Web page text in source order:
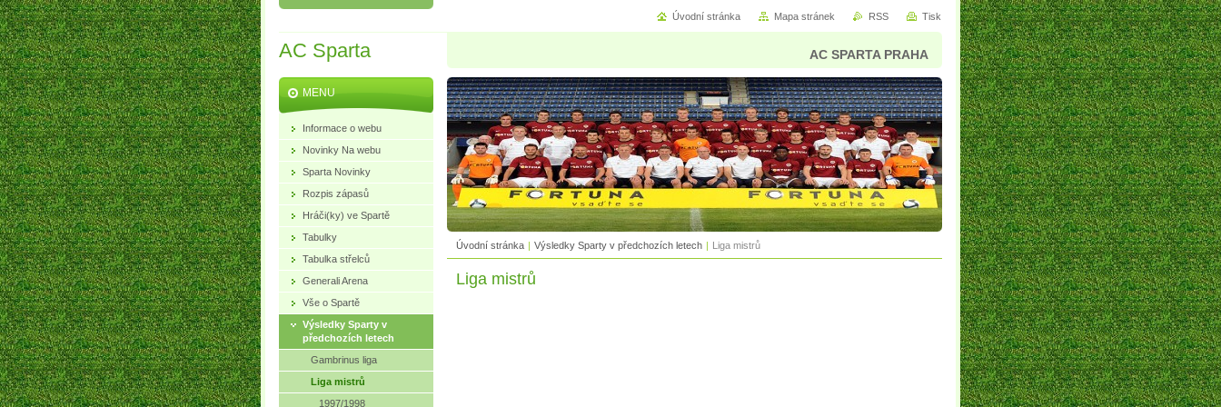
AC Sparta AC SPARTA PRAHA
Úvodní stránka | Výsledky Sparty v předchozích letech | Liga mistrů
Liga mistrů
MENU
Informace o webu
Novinky Na webu
Sparta Novinky
Rozpis zápasů
Hráči(ky) ve Spartě
Tabulky
Tabulka střelců
Generali Arena
Vše o Spartě
Výsledky Sparty v
předchozích letech
Gambrinus liga
Liga mistrů
1997/1998
Úvodní stránka Mapa stránek RSS Tisk